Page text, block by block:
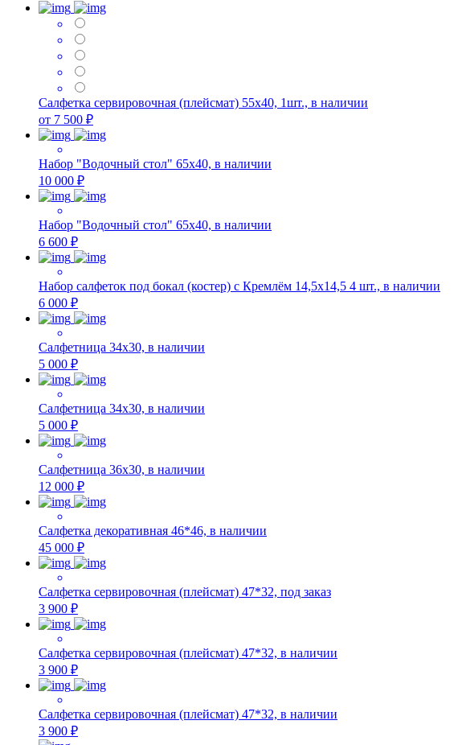
Салфетка сервировочная (плейсмат) 55х40, 1шт., в наличии
от 7 500 ₽
Набор "Водочный стол" 65х40, в наличии
10 000 ₽
Набор "Водочный стол" 65х40, в наличии
6 600 ₽
Набор салфеток под бокал (костер) с Кремлём 14,5х14,5 4 шт., в наличии
6 000 ₽
Салфетница 34х30, в наличии
5 000 ₽
Салфетница 34х30, в наличии
5 000 ₽
Салфетница 36х30, в наличии
12 000 ₽
Салфетка декоративная 46*46, в наличии
45 000 ₽
Салфетка сервировочная (плейсмат) 47*32, под заказ
3 900 ₽
Салфетка сервировочная (плейсмат) 47*32, в наличии
3 900 ₽
Салфетка сервировочная (плейсмат) 47*32, в наличии
3 900 ₽